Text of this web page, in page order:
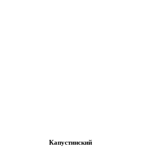
Капустинский